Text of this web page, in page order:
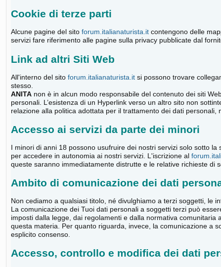
Cookie di terze parti
Alcune pagine del sito forum.italianaturista.it contengono delle
servizi fare riferimento alle pagine sulla privacy pubblicate dal
Link ad altri Siti Web
All'interno del sito forum.italianaturista.it si possono trovare
stesso.
ANITA non è in alcun modo responsabile del contenuto dei siti
personali. L’esistenza di un Hyperlink verso un altro sito non
relazione alla politica adottata per il trattamento dei dati personali,
Accesso ai servizi da parte dei minori
I minori di anni 18 possono usufruire dei nostri servizi solo sotto
per accedere in autonomia ai nostri servizi. L'iscrizione al
queste saranno immediatamente distrutte e le relative richieste di
Ambito di comunicazione dei dati
Non cediamo a qualsiasi titolo, né divulghiamo a terzi soggetti, le
La comunicazione dei Tuoi dati personali a soggetti terzi può
imposti dalla legge, dai regolamenti e dalla normativa comunitaria
questa materia. Per quanto riguarda, invece, la comunicazione a
esplicito consenso.
Accesso, controllo e modifica dei dati